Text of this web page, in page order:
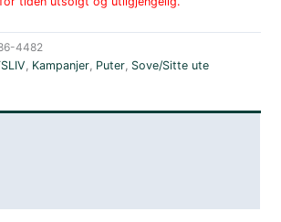
4482
, Kampanjer, Puter, Sove/Sitte ute